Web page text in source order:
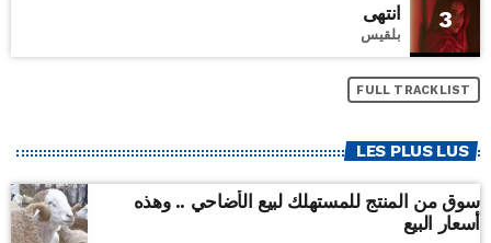
3 انتهى
بلقيس
FULL TRACKLIST
LES PLUS LUS
سوق من المنتج للمستهلك لبيع الأضاحي .. وهذه
أسعار البيع